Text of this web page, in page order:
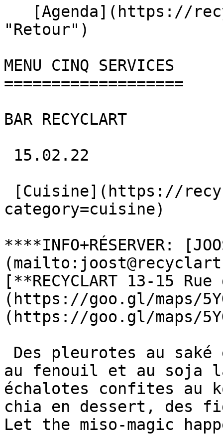
"Retour")
MENU CINQ SERVICES
===================
BAR RECYCLART
category=cuisine)
****INFO+RÉSERVER:
[**RECYCLART 13-15
(https://goo.gl/maps/
(https://goo.gl/maps/
au fenouil et au soja
échalotes confites au
chia en dessert, des
Let the miso-magic